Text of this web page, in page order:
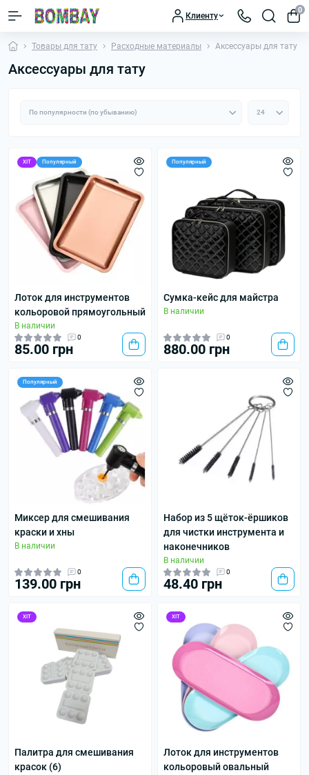
Клиенту
0
Товары для тату Расходные материалы Аксессуары для тату
Аксессуары для тату
ХІТ Популярный
Лоток для инструментов
кольоровой прямоугольный
В наличии
0
85.00 грн
Популярный
Сумка-кейс для майстра
В наличии
0
880.00 грн
Популярный
Миксер для смешивания
краски и хны
В наличии
0
139.00 грн
Набор из 5 щёток-ёршиков
для чистки инструмента и
наконечников
В наличии
0
48.40 грн
ХІТ
Палитра для смешивания
красок (6)
ХІТ
Лоток для инструментов
кольоровый овальный